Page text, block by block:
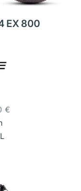
EX 800
€